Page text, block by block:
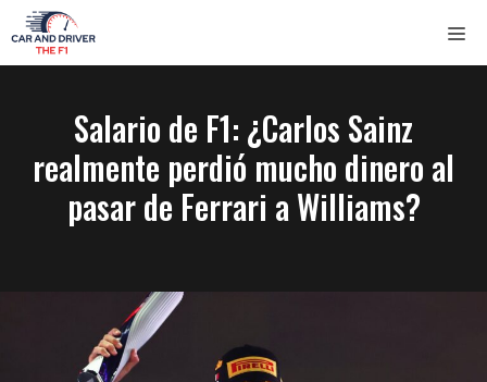
Saltar
al
contenido
Salario de F1: ¿Carlos Sainz
realmente perdió mucho dinero al
pasar de Ferrari a Williams?